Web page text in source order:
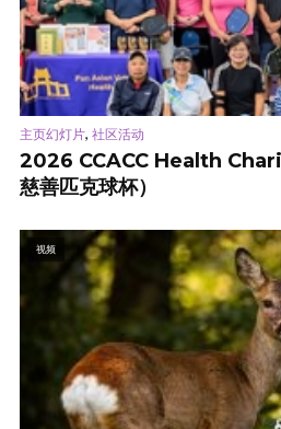
主页幻灯片, 社区活动
2026 CCACC Health
慈善匹克球杯）
视频